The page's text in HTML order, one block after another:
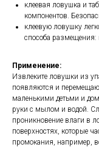
клеевая ловушка и
компонентов.
клеевую ловушку
способа размещения:
Применение:
Извлеките ловушки из
появляются и
маленькими детьми и
руки с мылом и водой.
проникновение влаги в
поверхностях, которые
промокания, например,